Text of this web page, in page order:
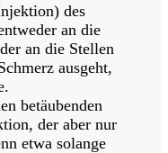
des
an die
an die Stellen
ausgeht,
betäubenden
der aber nur
etwa solange